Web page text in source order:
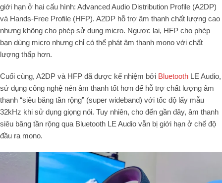
giới hạn ở hai cấu hình: Advanced Audio Distribution Profile (A2DP)
và Hands-Free Profile (HFP). A2DP hỗ trợ âm thanh chất lượng cao
nhưng không cho phép sử dụng micro. Ngược lại, HFP cho phép
bạn dùng micro nhưng chỉ có thể phát âm thanh mono với chất
lượng thấp hơn.
Cuối cùng, A2DP và HFP đã được kế nhiệm bởi Bluetooth LE Audio,
sử dụng công nghệ nén âm thanh tốt hơn để hỗ trợ chất lượng âm
thanh “siêu băng tần rộng” (super wideband) với tốc độ lấy mẫu
32kHz khi sử dụng giọng nói. Tuy nhiên, cho đến gần đây, âm thanh
siêu băng tần rộng qua Bluetooth LE Audio vẫn bị giới hạn ở chế độ
đầu ra mono.